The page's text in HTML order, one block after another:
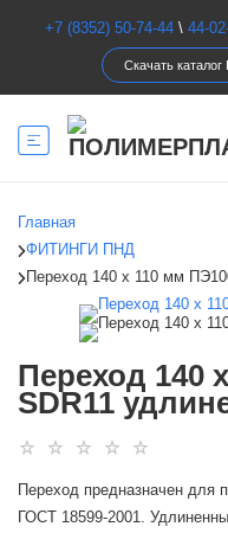
+7 (8352) 50-74-44\ 44-
Скачать каталог
Главная
ФИТИНГИ ПНД
Переход 140 х 110 мм
Переход 140
SDR11
Переход предназначен для
ГОСТ 18599-2001.